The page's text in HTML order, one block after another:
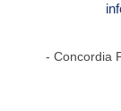
- Concordia